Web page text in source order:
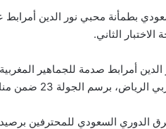
بطمأنة محبي نور الدين
الثاني.
أمرابط صدمة للجماهير
23 ضمن منافسات الدوري السعودي للمحترفين.